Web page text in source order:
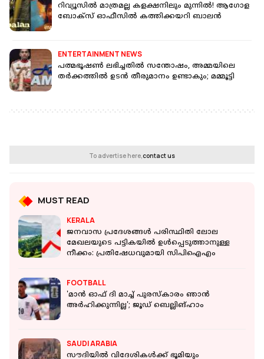
റിവ്യൂസിൽ മാത്രമല്ല കളക്ഷനിലും മുന്നിൽ! ആഗോള
ബോക്സ് ഓഫീസിൽ കത്തിക്കയറി ബാലൻ
ENTERTAINMENT NEWS
പത്മഭൂഷൺ ലഭിച്ചതിൽ സന്തോഷം, അമ്മയിലെ
തർക്കത്തിൽ ഉടൻ തീരുമാനം ഉണ്ടാകും; മമ്മൂട്ടി
To advertise here,contact us
MUST READ
KERALA
ജനവാസ പ്രദേശങ്ങള്‍ പരിസ്ഥിതി ലോല
മേഖലയുടെ പട്ടികയില്‍ ഉള്‍പ്പെടുത്താനുള്ള
നീക്കം: പ്രതിഷേധവുമായി സിപിഐഎം
FOOTBALL
'മാൻ ഓഫ് ദി മാച്ച് പുരസ്കാരം ഞാൻ
അർഹിക്കുന്നില്ല'; ജൂഡ് ബെല്ലിങ്‌ഹാം
SAUDI ARABIA
സൗദിയിൽ വിദേശികൾക്ക് ഭൂമിയും